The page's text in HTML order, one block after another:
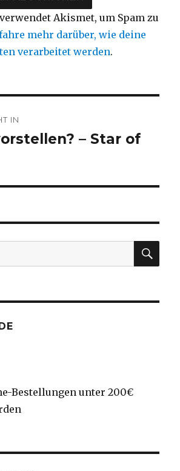
Akismet, um Spam zu
mehr darüber, wie deine
verarbeitet werden.
IN
– Star of
Bestellungen unter 200€